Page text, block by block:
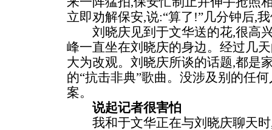
立即劝解保安,说:“算了!”几分钟后,
刘晓庆见到于文华送的花,很高兴
峰一直坐在刘晓庆的身边。经过几
大为改观。刘晓庆所谈的话题,都是
的“抗击非典”歌曲。没涉及别的任
案。
说起记者很害怕
我和于文华正在与刘晓庆聊天时,